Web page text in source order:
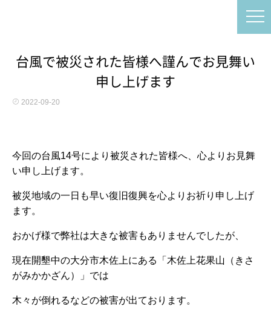
台風で被災された皆様へ謹んでお見舞い
申し上げます
2022-09-20
今回の台風14号により被災された皆様へ、心よりお見舞
い申し上げます。
被災地域の一日も早い復旧復興を心よりお祈り申し上げ
ます。
おかげ様で弊社は大きな被害もありませんでしたが、
現在開墾中の大分市木佐上にある「木佐上花果山（きさ
がみかかざん）」では
木々が倒れるなどの被害が出ております。